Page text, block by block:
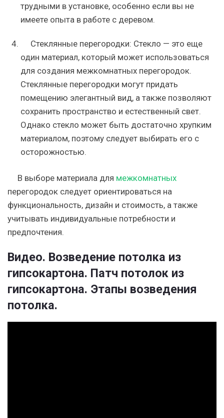
трудными в установке, особенно если вы не
имеете опыта в работе с деревом.
Стеклянные перегородки: Стекло — это еще
один материал, который может использоваться
для создания межкомнатных перегородок.
Стеклянные перегородки могут придать
помещению элегантный вид, а также позволяют
сохранить пространство и естественный свет.
Однако стекло может быть достаточно хрупким
материалом, поэтому следует выбирать его с
осторожностью.
В выборе материала для межкомнатных
перегородок следует ориентироваться на
функциональность, дизайн и стоимость, а также
учитывать индивидуальные потребности и
предпочтения.
Видео. Возведение потолка из
гипсокартона. Патч потолок из
гипсокартона. Этапы возведения
потолка.